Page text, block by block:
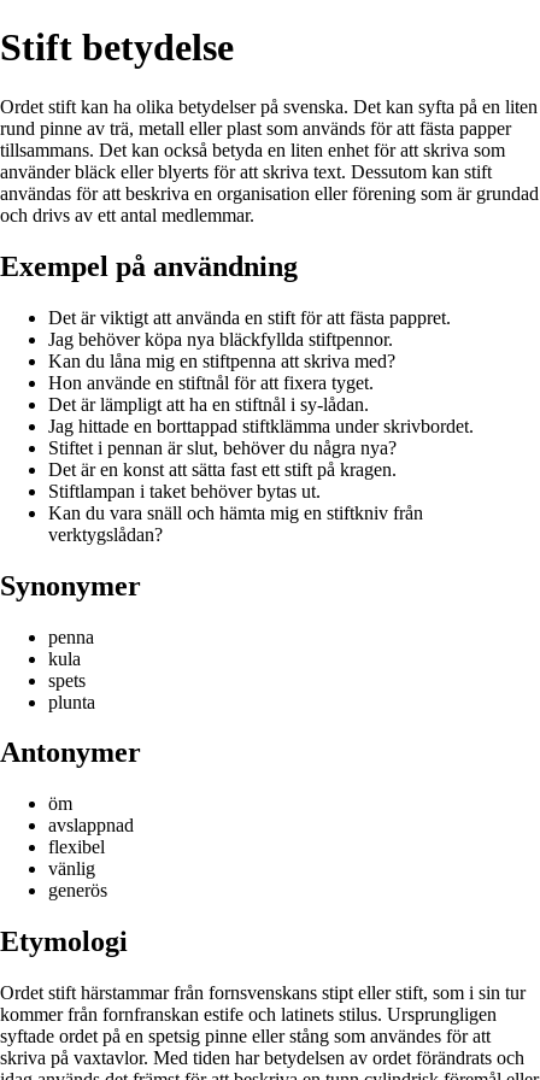
Stift betydelse
Ordet stift kan ha olika betydelser på svenska. Det kan syfta på en liten
rund pinne av trä, metall eller plast som används för att fästa papper
tillsammans. Det kan också betyda en liten enhet för att skriva som
använder bläck eller blyerts för att skriva text. Dessutom kan stift
användas för att beskriva en organisation eller förening som är grundad
och drivs av ett antal medlemmar.
Exempel på användning
Det är viktigt att använda en stift för att fästa pappret.
Jag behöver köpa nya bläckfyllda stiftpennor.
Kan du låna mig en stiftpenna att skriva med?
Hon använde en stiftnål för att fixera tyget.
Det är lämpligt att ha en stiftnål i sy-lådan.
Jag hittade en borttappad stiftklämma under skrivbordet.
Stiftet i pennan är slut, behöver du några nya?
Det är en konst att sätta fast ett stift på kragen.
Stiftlampan i taket behöver bytas ut.
Kan du vara snäll och hämta mig en stiftkniv från
verktygslådan?
Synonymer
penna
kula
spets
plunta
Antonymer
öm
avslappnad
flexibel
vänlig
generös
Etymologi
Ordet stift härstammar från fornsvenskans stipt eller stift, som i sin tur
kommer från fornfranskan estife och latinets stilus. Ursprungligen
syftade ordet på en spetsig pinne eller stång som användes för att
skriva på vaxtavlor. Med tiden har betydelsen av ordet förändrats och